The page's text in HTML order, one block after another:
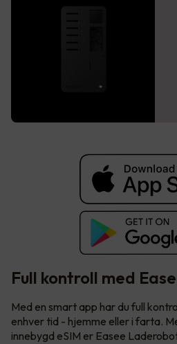
Full kontroll med
Med en smart app har du full
enhver tid - hjemme eller i farta.
innebygd eSIM er Easee